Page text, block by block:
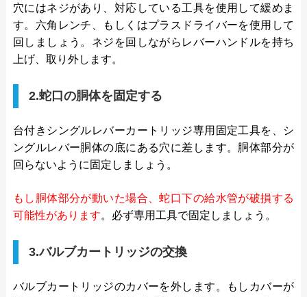
穴にはネジがあり、対応している工具を使用して緩めま
す。六角レンチ、もしくはプラスドライバーを使用して
回しましょう。ネジを回しながらレバーハンドルを持ち
上げ、取り外します。
2.蛇口の胴体を固定する
台付きシングルレバーカートリッジ専用固定工具を、シ
ングルレバー胴体の底にある穴に差します。胴体部分が
回らないように固定しましょう。
もし胴体部分が動いた場合、蛇口下の給水管が破損する
可能性があります。必ず専用工具で固定しましょう。
3.バルブカートリッジの交換
バルブカートリッジのカバーを外します。もしカバーが